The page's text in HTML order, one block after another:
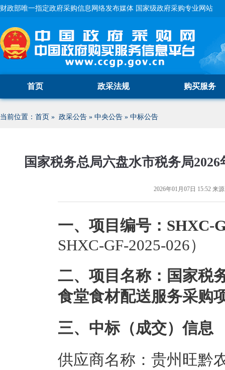
财政部唯一指定政府采购信息网络发布媒体 国家级政府采购专业网站
首页 政采法规 购买服务
当前位置： 首页 » 政采公告 » 中央公告 » 中标公告
国家税务总局六盘水市税务局
2026年01月07日 15:52 来
一、项目编号：SHXC-
SHXC-GF-2025-026）
二、项目名称：国家税
食堂食材配送服务采购
三、中标（成交）信息
供应商名称：贵州旺黔